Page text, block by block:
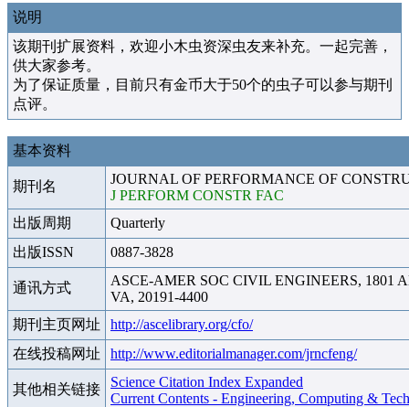
说明
该期刊扩展资料，欢迎小木虫资深虫友来补充。一起完善，
供大家参考。
为了保证质量，目前只有金币大于50个的虫子可以参与期刊
点评。
基本资料
期刊名
JOURNAL OF PERFORMANCE OF
J PERFORM CONSTR FAC
出版周期
Quarterly
出版ISSN
0887-3828
通讯方式
ASCE-AMER SOC CIVIL ENGINEERS, 1801
VA, 20191-4400
期刊主页网址
http://ascelibrary.org/cfo/
在线投稿网址
http://www.editorialmanager.com/jrncfeng/
其他相关链接
Science Citation Index Expanded
Current Contents - Engineering, Computing &